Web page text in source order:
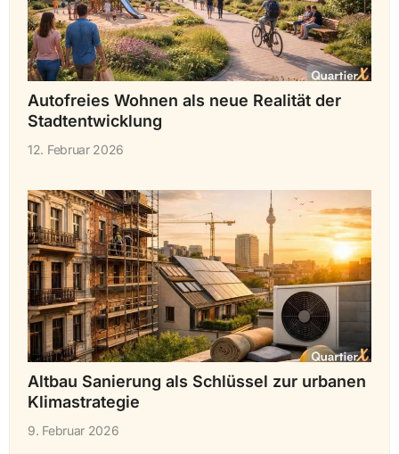
Autofreies Wohnen als neue Realität der
Stadtentwicklung
12. Februar 2026
Altbau Sanierung als Schlüssel zur urbanen
Klimastrategie
9. Februar 2026